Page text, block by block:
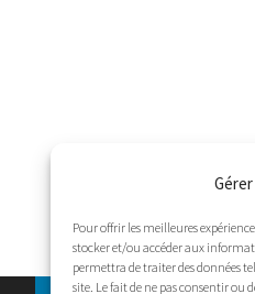
Pour offrir les meilleures
stocker et/ou accéder aux
permettra de traiter des données
site. Le fait de ne pas consentir ou